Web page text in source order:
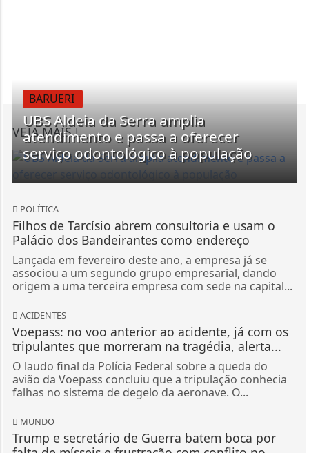
VEJA MAIS
BARUERI
UBS Aldeia da Serra amplia
atendimento e passa a oferecer
serviço odontológico à população
POLÍTICA
Filhos de Tarcísio abrem consultoria e usam o
Palácio dos Bandeirantes como endereço
Lançada em fevereiro deste ano, a empresa já se
associou a um segundo grupo empresarial, dando
origem a uma terceira empresa com sede na capital...
ACIDENTES
Voepass: no voo anterior ao acidente, já com os
tripulantes que morreram na tragédia, alerta...
O laudo final da Polícia Federal sobre a queda do
avião da Voepass concluiu que a tripulação conhecia
falhas no sistema de degelo da aeronave. O...
MUNDO
Trump e secretário de Guerra batem boca por